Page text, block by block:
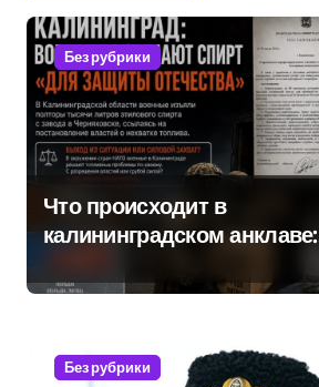
Без рубрики
Что происходит в
калининградском анклаве:
защиты Отечества»
Без рубрики